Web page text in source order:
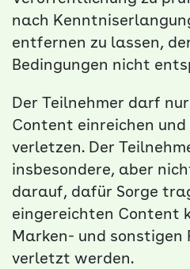
nach
entfernen zu lassen,
Bedingungen nicht
Der Teilnehmer darf
Content einreichen
verletzen. Der
insbesondere, aber
darauf, dafür Sorge
eingereichten Content
Marken- und sonstigen
verletzt werden.